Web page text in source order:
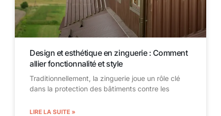
Design et esthétique en zinguerie : Comment
allier fonctionnalité et style
Traditionnellement, la zinguerie joue un rôle clé
dans la protection des bâtiments contre les
LIRE LA SUITE »